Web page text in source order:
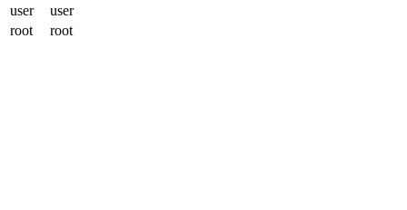
user
user
root
root